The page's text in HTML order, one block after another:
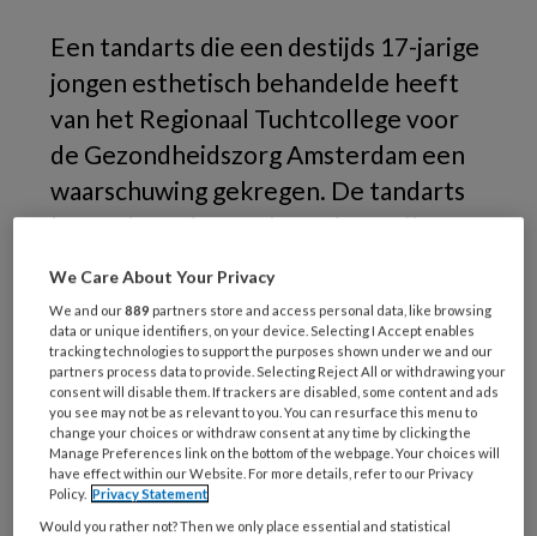
Een tandarts die een destijds 17-jarige
jongen esthetisch behandelde heeft
van het Regionaal Tuchtcollege voor
de Gezondheidszorg Amsterdam een
waarschuwing gekregen. De tandarts
heeft de patiënt volgens het college
over een cosmetische behandeling.
We Care About Your Privacy
We and our889 partners store and access personal data, like browsing
data or unique identifiers, on your device. Selecting I Accept enables
tracking technologies to support the purposes shown under we and our
partners process data to provide. Selecting Reject All or withdrawing your
consent will disable them. If trackers are disabled, some content and ads
you see may not be as relevant to you. You can resurface this menu to
change your choices or withdraw consent at any time by clicking the
Manage Preferences link on the bottom of the webpage. Your choices will
have effect within our Website. For more details, refer to our Privacy
Policy. Privacy Statement
Would you rather not? Then we only place essential and statistical